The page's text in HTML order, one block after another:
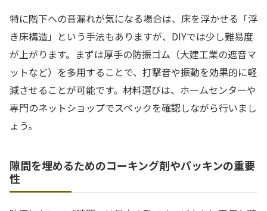
特に階下への音漏れが気になる場合は、床を浮かせる「浮
き床構造」という手法もありますが、DIYでは少し難易度
が上がります。まずは厚手の防振ゴム（大建工業の遮音マ
ットなど）を多用することで、打撃音や振動を効果的に軽
減させることが可能です。材料選びは、ホームセンターや
専門のネットショップでスペックを確認しながら行いまし
ょう。
隙間を埋めるためのコーキング剤やパッキンの重要
性